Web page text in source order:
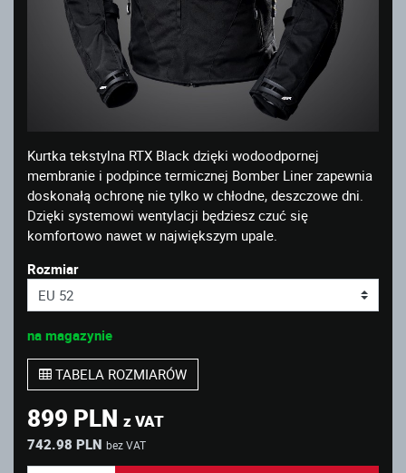
Kurtka tekstylna RTX Black dzięki wodoodpornej
membranie i podpince termicznej Bomber Liner zapewnia
doskonałą ochronę nie tylko w chłodne, deszczowe dni.
Dzięki systemowi wentylacji będziesz czuć się
komfortowo nawet w największym upale.
Rozmiar
na magazynie
TABELA ROZMIARÓW
899 PLN z VAT
742.98 PLN bez VAT